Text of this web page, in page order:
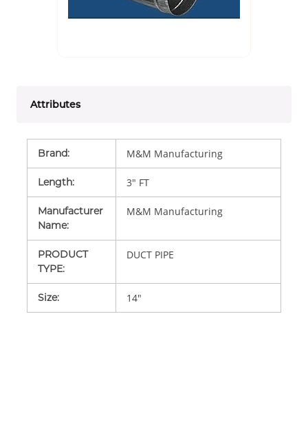
Attributes
Brand: M&M Manufacturing
Length: 3" FT
Manufacturer
Name:
M&M Manufacturing
PRODUCT
TYPE:
DUCT PIPE
Size: 14"